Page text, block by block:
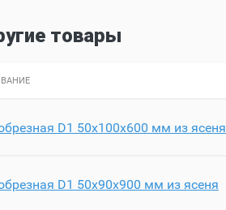
товары
D1 50х100х600 мм из ясеня
D1 50х90х900 мм из ясеня